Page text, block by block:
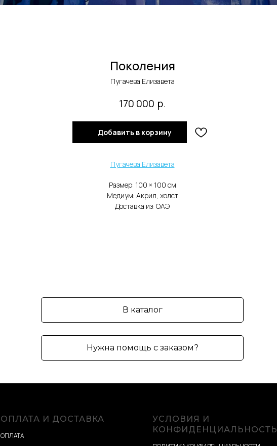
Поколения
Пугачева Елизавета
170 000 р.
Добавить в корзину
Пугачева Елизавета
Размер: 100 × 100 cм
Медиум: Акрил, холст
Доставка из: ОАЭ
В каталог
Нужна помощь с заказом?
ОПЛАТА И ДОСТАВКА
ОПЛАТА
УСЛОВИЯ И
КОНФИДЕНЦИАЛЬНОСТЬ